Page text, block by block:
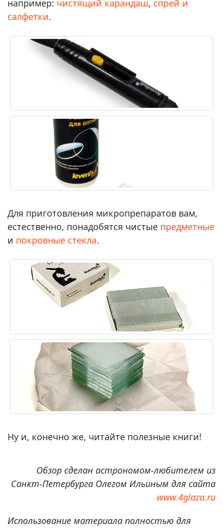
например: чистящий карандаш, спрей и
салфетки.
Для приготовления микропрепаратов вам,
естественно, понадобятся чистые предметные
и покровные стекла.
Ну и, конечно же, читайте полезные книги!
Обзор сделан астрономом-любителем из
Санкт-Петербурга Олегом Ильиным для сайта
www.4glaza.ru
Использование материала полностью для